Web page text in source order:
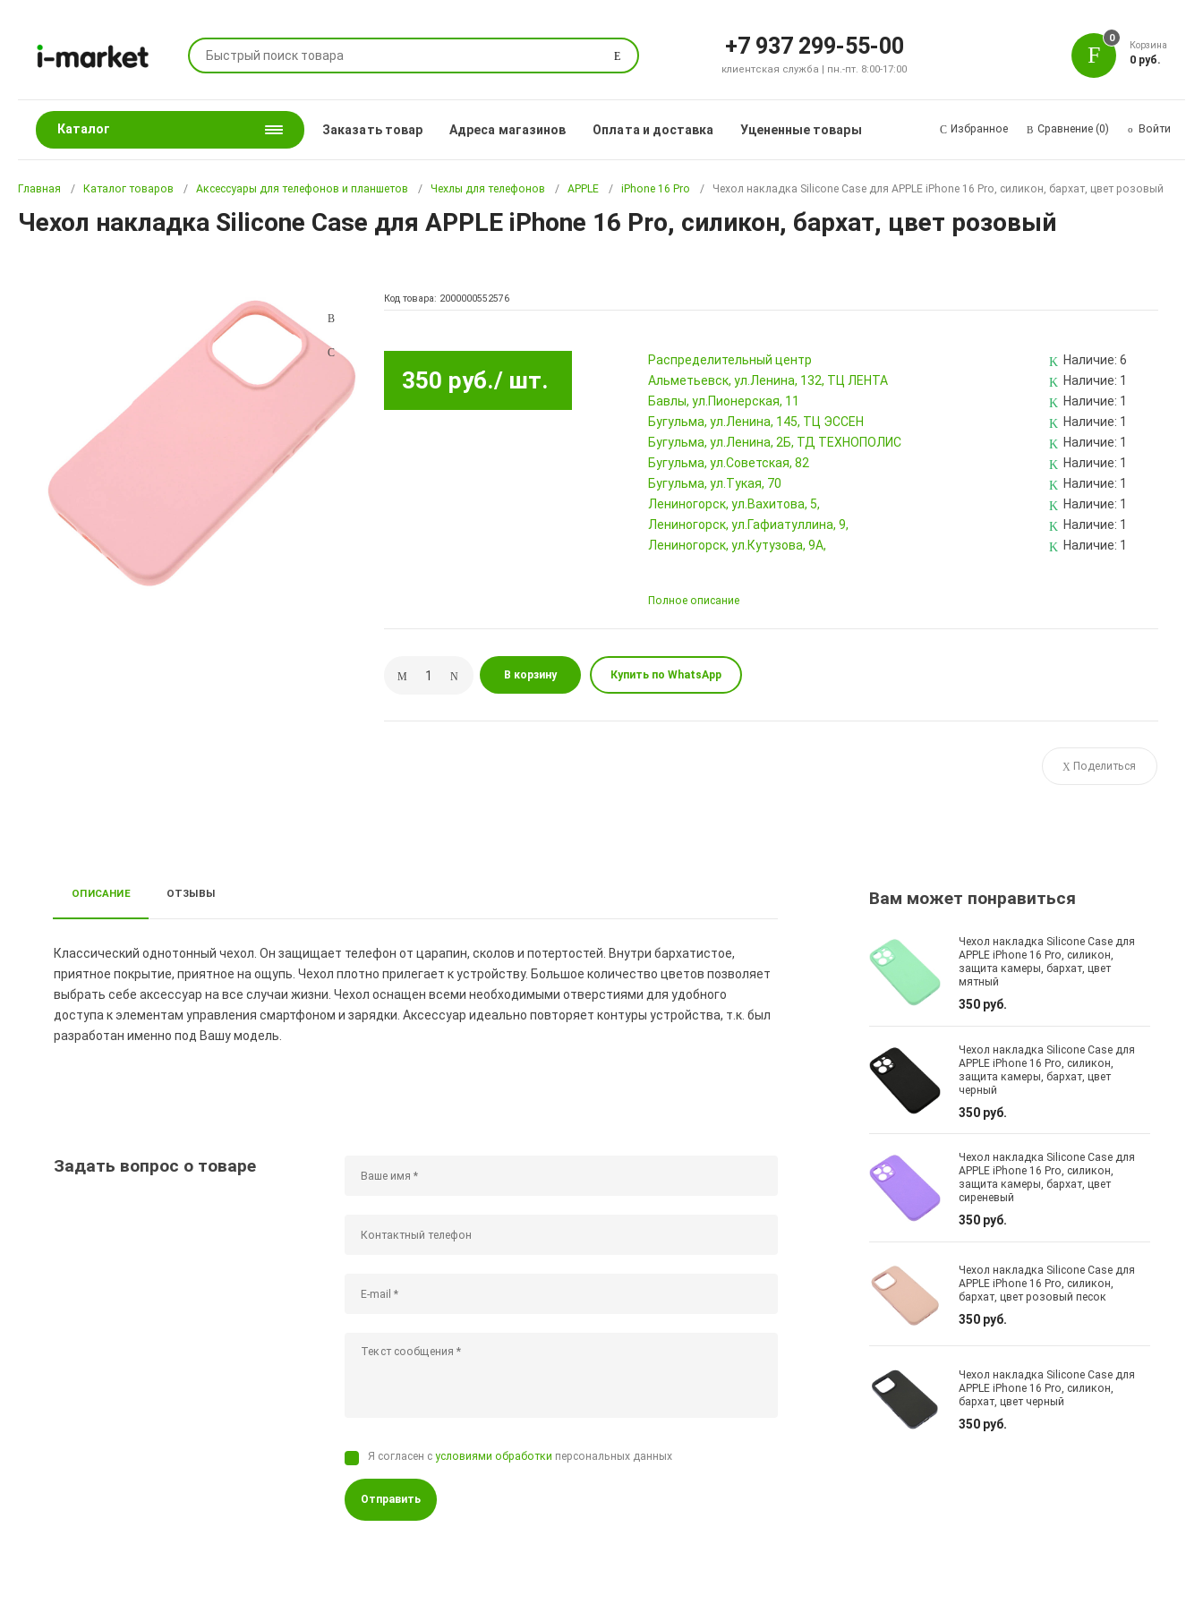
Поиск +7 937 299-55-00
клиентская служба | пн.-пт. 8:00-17:00
0
Корзина
0 руб.
Каталог Заказать товар Адреса магазинов Оплата и доставка Уцененные товары Избранное Сравнение (0) Войти
Главная Каталог товаров Аксессуары для телефонов и планшетов Чехлы для телефонов APPLE iPhone 16 Pro Чехол накладка Silicone Case для APPLE iPhone 16 Pro, силикон, бархат, цвет розовый
Чехол накладка Silicone Case для APPLE iPhone 16 Pro, силикон, бархат, цвет розовый
Код товара: 2000000552576
350 руб./ шт.
Pаспределительный центр Наличие: 6
Альметьевск, ул.Ленина, 132, ТЦ ЛЕНТА
Наличие: 1
Бавлы, ул.Пионерская, 11
Наличие: 1
Бугульма, ул.Ленина, 145, ТЦ ЭССЕН
Наличие: 1
Бугульма, ул.Ленина, 2Б, ТД ТЕХНОПОЛИС
Наличие: 1
Бугульма, ул.Советская, 82
Наличие: 1
Бугульма, ул.Тукая, 70
Наличие: 1
Лениногорск, ул.Вахитова, 5,
Наличие: 1
Лениногорск, ул.Гафиатуллина, 9,
Наличие: 1
Лениногорск, ул.Кутузова, 9А,
Наличие: 1
Полное описание
В корзину Купить по WhatsApp
Поделиться
ОПИСАНИЕ ОТЗЫВЫ
Классический однотонный чехол. Он защищает телефон от царапин, сколов и потертостей. Внутри бархатистое,
приятное покрытие, приятное на ощупь. Чехол плотно прилегает к устройству. Большое количество цветов позволяет
выбрать себе аксессуар на все случаи жизни. Чехол оснащен всеми необходимыми отверстиями для удобного
доступа к элементам управления смартфоном и зарядки. Аксессуар идеально повторяет контуры устройства, т.к. был
разработан именно под Вашу модель.
Задать вопрос о товаре
Я согласен сусловиями обработки персональных данных
Отправить
Вам может понравиться
Чехол накладка Silicone Case для
APPLE iPhone 16 Pro, силикон,
защита камеры, бархат, цвет
мятный
350 руб.
Чехол накладка Silicone Case для
APPLE iPhone 16 Pro, силикон,
защита камеры, бархат, цвет
черный
350 руб.
Чехол накладка Silicone Case для
APPLE iPhone 16 Pro, силикон,
защита камеры, бархат, цвет
сиреневый
350 руб.
Чехол накладка Silicone Case для
APPLE iPhone 16 Pro, силикон,
бархат, цвет розовый песок
350 руб.
Чехол накладка Silicone Case для
APPLE iPhone 16 Pro, силикон,
бархат, цвет черный
350 руб.